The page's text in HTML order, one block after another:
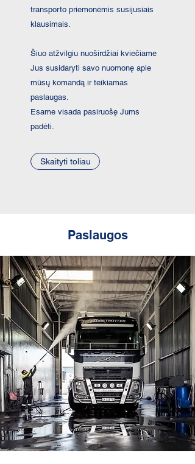
transporto priemonėmis susijusiais
klausimais.
Šiuo atžvilgiu nuoširdžiai kviečiame
Jus susidaryti savo nuomonę apie
mūsų komandą ir teikiamas
paslaugas.
Esame visada pasiruošę Jums
padėti.
Skaityti toliau
Paslaugos